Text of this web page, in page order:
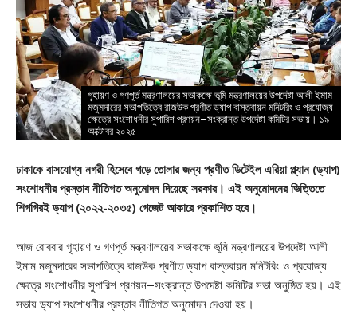
গৃহায়ণ ও গণপূর্ত মন্ত্রণালয়ের সভাকক্ষে ভূমি মন্ত্রণালয়ের উপদেষ্টা আলী ইমাম
মজুমদারের সভাপতিত্বে রাজউক প্রণীত ড্যাপ বাস্তবায়ন মনিটরিং ও প্রযোজ্য
ক্ষেত্রে সংশোধনীর সুপারিশ প্রণয়ন–সংক্রান্ত উপদেষ্টা কমিটির সভায়। ১৯
অক্টোবর ২০২৫
ঢাকাকে বাসযোগ্য নগরী হিসেবে গড়ে তোলার জন্য প্রণীত ডিটেইল এরিয়া প্ল্যান (ড্যাপ)
সংশোধনীর প্রস্তাব নীতিগত অনুমোদন দিয়েছে সরকার। এই অনুমোদনের ভিত্তিতে
শিগগিরই ড্যাপ (২০২২-২০৩৫) গেজেট আকারে প্রকাশিত হবে।
আজ রোববার গৃহায়ণ ও গণপূর্ত মন্ত্রণালয়ের সভাকক্ষে ভূমি মন্ত্রণালয়ের উপদেষ্টা আলী
ইমাম মজুমদারের সভাপতিত্বে রাজউক প্রণীত ড্যাপ বাস্তবায়ন মনিটরিং ও প্রযোজ্য
ক্ষেত্রে সংশোধনীর সুপারিশ প্রণয়ন–সংক্রান্ত উপদেষ্টা কমিটির সভা অনুষ্ঠিত হয়। এই
সভায় ড্যাপ সংশোধনীর প্রস্তাব নীতিগত অনুমোদন দেওয়া হয়।